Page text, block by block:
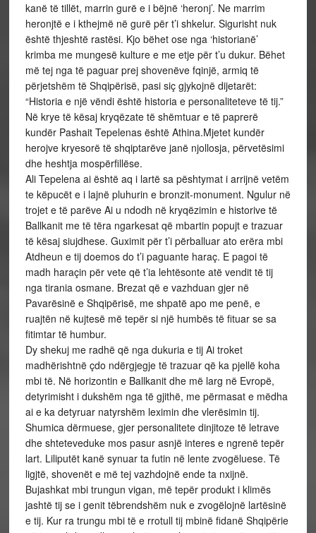
kanë të tillët, marrin gurë e i bëjnë ‘heronj’. Ne marrim
heronjtë e i kthejmë në gurë për t’i shkelur. Sigurisht nuk
është thjeshtë rastësi. Kjo bëhet ose nga ‘historianë’
krimba me mungesë kulture e me etje për t’u dukur. Bëhet
më tej nga të paguar prej shovenëve fqinjë, armiq të
përjetshëm të Shqipërisë, pasi siç gjykojnë dijetarët:
“Historia e një vëndi është historia e personaliteteve të tij.”
Në krye të kësaj kryqëzate të shëmtuar e të paprerë
kundër Pashait Tepelenas është Athina.Mjetet kundër
herojve kryesorë të shqiptarëve janë njollosja, përvetësimi
dhe heshtja mospërfillëse.
Ali Tepelena ai është aq i lartë sa pështymat i arrijnë vetëm
te këpucët e i lajnë pluhurin e bronzit-monument. Ngulur në
trojet e të parëve Ai u ndodh në kryqëzimin e historive të
Ballkanit me të tëra ngarkesat që mbartin popujt e trazuar
të kësaj siujdhese. Guximit për t’i përballuar ato erëra mbi
Atdheun e tij doemos do t’i paguante haraç. E pagoi të
madh haraçin për vete që t’ia lehtësonte atë vendit të tij
nga tirania osmane. Brezat që e vazhduan gjer në
Pavarësinë e Shqipërisë, me shpatë apo me penë, e
ruajtën në kujtesë më tepër si një humbës të fituar se sa
fitimtar të humbur.
Dy shekuj me radhë që nga dukuria e tij Ai troket
madhërishtnë çdo ndërgjegje të trazuar që ka pjellë koha
mbi të. Në horizontin e Ballkanit dhe më larg në Evropë,
detyrimisht i dukshëm nga të gjithë, me përmasat e mëdha
ai e ka detyruar natyrshëm leximin dhe vlerësimin tij.
Shumica dërmuese, gjer personalitete dinjitoze të letrave
dhe shteteveduke mos pasur asnjë interes e ngrenë tepër
lart. Liliputët kanë synuar ta futin në lente zvogëluese. Të
ligjtë, shovenët e më tej vazhdojnë ende ta nxijnë.
Bujashkat mbi trungun vigan, më tepër produkt i klimës
jashtë tij se i genit tëbrendshëm nuk e zvogëlojnë lartësinë
e tij. Kur ra trungu mbi të e rrotull tij mbinë fidanë Shqipërie